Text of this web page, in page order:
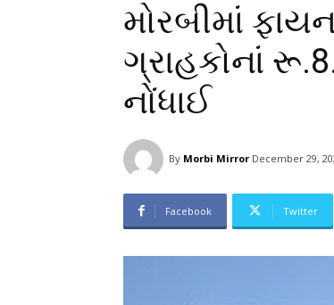
મોરબીમાં
ગ્રાહકોનાં
નોંધાઈ
By Morbi Mirror December 29,
Facebook Twitter